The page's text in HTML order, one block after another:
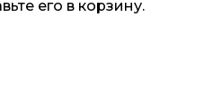
его в корзину.